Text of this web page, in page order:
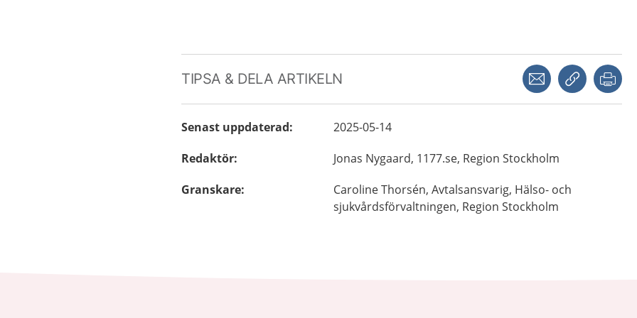
TIPSA & DELA ARTIKELN Dela via mejlKopiera länk
Senast uppdaterad:
2025-05-14
Redaktör: Jonas Nygaard, 1177.se, Region Stockholm
Granskare: CarolineThorsén, Avtalsansvarig, Hälso- och
sjukvårdsförvaltningen, Region Stockholm